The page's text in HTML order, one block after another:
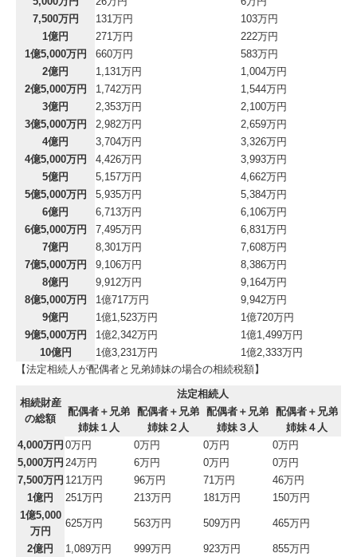
中小企業応援ブログ
求人情報
7,500万円
131万円
103万円
1億円
271万円
222万円
1億5,000万円
660万円
583万円
2億円
1,131万円
1,004万円
2億5,000万円
1,742万円
1,544万円
3億円
2,353万円
2,100万円
3億5,000万円
2,982万円
2,659万円
4億円
3,704万円
3,326万円
4億5,000万円
4,426万円
3,993万円
5億円
5,157万円
4,662万円
5億5,000万円
5,935万円
5,384万円
6億円
6,713万円
6,106万円
6億5,000万円
7,495万円
6,831万円
7億円
8,301万円
7,608万円
7億5,000万円
9,106万円
8,386万円
8億円
9,912万円
9,164万円
8億5,000万円
1億717万円
9,942万円
9億円
1億1,523万円
1億720万円
9億5,000万円
1億2,342万円
1億1,499万円
10億円
1億3,231万円
1億2,333万円
【法定相続人が配偶者と兄弟姉妹の場合の相続税額】
相続財産
の総額
法定相続人
配偶者＋兄弟
姉妹１人
配偶者＋兄弟
姉妹２人
配偶者＋兄弟
姉妹３人
配偶者＋兄弟
姉妹４人
4,000万円 0万円 0万円 0万円
0万円
5,000万円 24万円 6万円 0万円
0万円
7,500万円 121万円 96万円 71万円
46万円
1億円
251万円 213万円 181万円
150万円
1億5,000
万円
625万円 563万円 509万円 465万円
2億円 1,089万円 999万円 923万円
855万円